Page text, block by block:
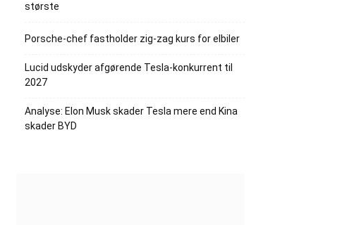
største
Porsche-chef fastholder zig-zag kurs for elbiler
Lucid udskyder afgørende Tesla-konkurrent til
2027
Analyse: Elon Musk skader Tesla mere end Kina
skader BYD